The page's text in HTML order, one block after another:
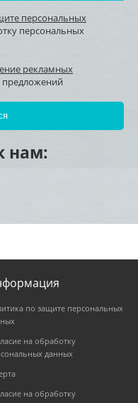
персональных
персональных
рекламных
предложений
нам:
по защите персональных
на обработку
данных
на обработку